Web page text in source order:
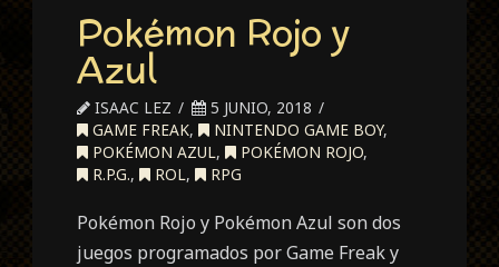
Pokémon Rojo y
Azul
ISAAC LEZ
5 JUNIO, 2018
GAME FREAK, NINTENDO GAME BOY,
POKÉMON AZUL, POKÉMON ROJO,
R.P.G., ROL, RPG
Pokémon Rojo y Pokémon Azul son dos
juegos programados por Game Freak y